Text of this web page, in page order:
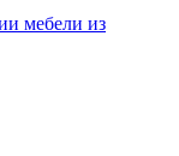
мебели из